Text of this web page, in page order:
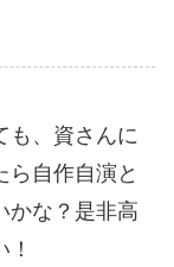
も、資さんに
ら自作自演と
かな？是非高